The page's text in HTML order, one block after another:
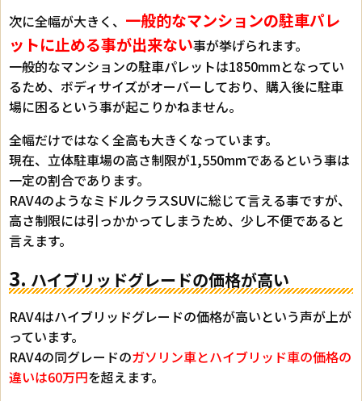
次に全幅が大きく、 一般的なマンションの駐車パレ
ットに止める事が出来ない事が挙げられます。
一般的なマンションの駐車パレットは1850mmとなってい
るため、ボディサイズがオーバーしており、購入後に駐車
場に困るという事が起こりかねません。
全幅だけではなく全高も大きくなっています。
現在、立体駐車場の高さ制限が1,550mmであるという事は
一定の割合であります。
RAV4のようなミドルクラスSUVに総じて言える事ですが、
高さ制限には引っかかってしまうため、少し不便であると
言えます。
3. ハイブリッドグレードの価格が高い
RAV4はハイブリッドグレードの価格が高いという声が上が
っています。
RAV4の同グレードのガソリン車とハイブリッド車の価格の
違いは60万円を超えます。